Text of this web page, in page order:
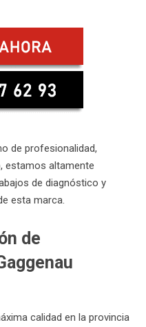
de profesionalidad,
estamos altamente
de diagnóstico y
esta marca.
de
calidad en la provincia